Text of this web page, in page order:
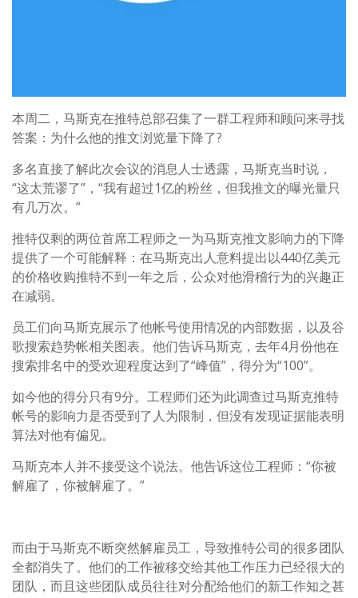
本周二，马斯克在推特总部召集了一群工程师和顾问来寻找
答案：为什么他的推文浏览量下降了?
多名直接了解此次会议的消息人士透露，马斯克当时说，
“这太荒谬了”，“我有超过1亿的粉丝，但我推文的曝光量只
有几万次。”
推特仅剩的两位首席工程师之一为马斯克推文影响力的下降
提供了一个可能解释：在马斯克出人意料提出以440亿美元
的价格收购推特不到一年之后，公众对他滑稽行为的兴趣正
在减弱。
员工们向马斯克展示了他帐号使用情况的内部数据，以及谷
歌搜索趋势帐相关图表。他们告诉马斯克，去年4月份他在
搜索排名中的受欢迎程度达到了“峰值”，得分为“100”。
如今他的得分只有9分。工程师们还为此调查过马斯克推特
帐号的影响力是否受到了人为限制，但没有发现证据能表明
算法对他有偏见。
马斯克本人并不接受这个说法。他告诉这位工程师：“你被
解雇了，你被解雇了。”
而由于马斯克不断突然解雇员工，导致推特公司的很多团队
全都消失了。他们的工作被移交给其他工作压力已经很大的
团队，而且这些团队成员往往对分配给他们的新工作知之甚